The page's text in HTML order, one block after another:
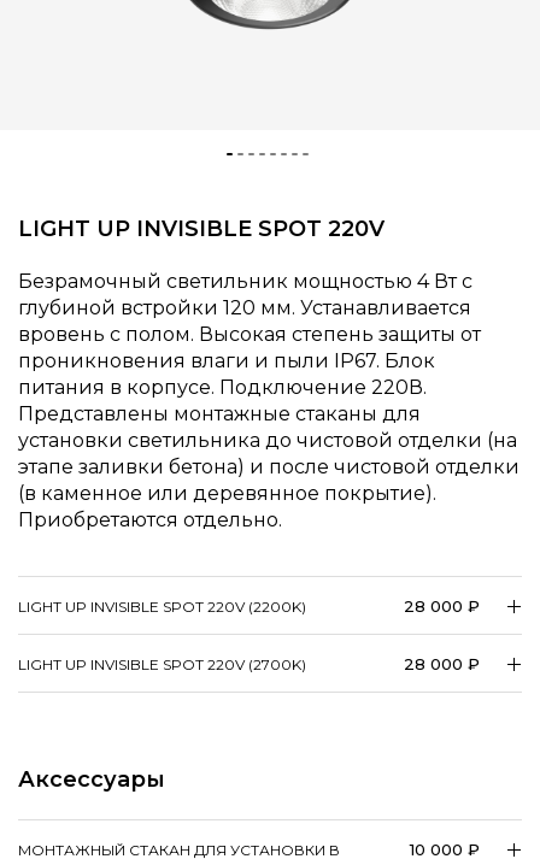
LIGHT UP INVISIBLE SPOT 220V
Безрамочный светильник мощностью 4 Вт с
глубиной встройки 120 мм. Устанавливается
вровень с полом. Высокая степень защиты от
проникновения влаги и пыли IP67. Блок
питания в корпусе. Подключение 220В.
Представлены монтажные стаканы для
установки светильника до чистовой отделки (на
этапе заливки бетона) и после чистовой отделки
(в каменное или деревянное покрытие).
Приобретаются отдельно.
LIGHT UP INVISIBLE SPOT 220V (2200K) 28 000 ₽
LIGHT UP INVISIBLE SPOT 220V (2700K) 28 000 ₽
Аксессуары
МОНТАЖНЫЙ СТАКАН ДЛЯ УСТАНОВКИ В
10 000 ₽